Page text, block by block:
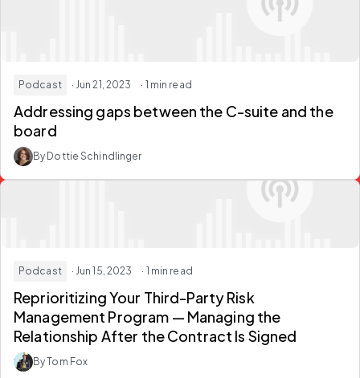
Podcast · Jun 21, 2023 · 1 min read
Addressing gaps between the C-suite and the
board
By Dottie Schindlinger
Podcast · Jun 15, 2023 · 1 min read
Reprioritizing Your Third-Party Risk
Management Program — Managing the
Relationship After the Contract Is Signed
By Tom Fox